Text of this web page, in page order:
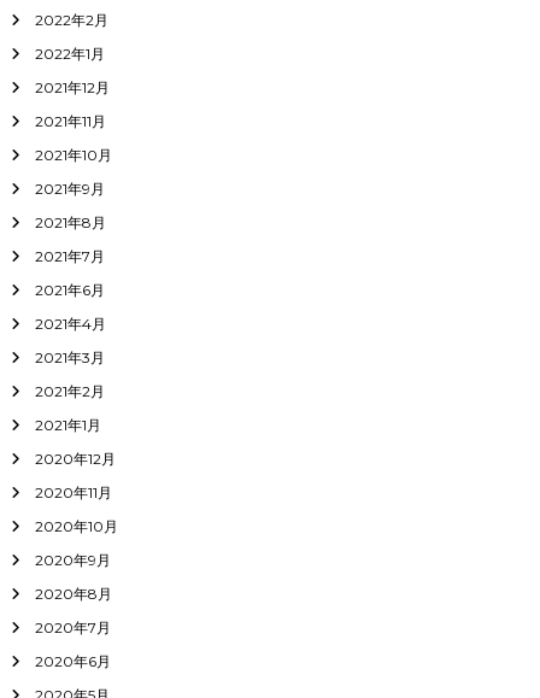
2022年2月
2022年1月
2021年12月
2021年11月
2021年10月
2021年9月
2021年8月
2021年7月
2021年6月
2021年4月
2021年3月
2021年2月
2021年1月
2020年12月
2020年11月
2020年10月
2020年9月
2020年8月
2020年7月
2020年6月